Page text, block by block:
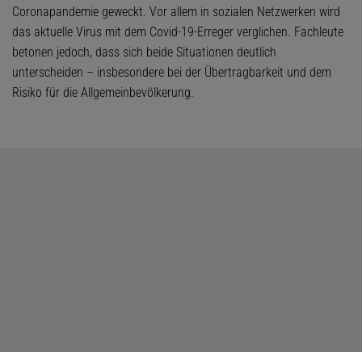
Coronapandemie geweckt. Vor allem in sozialen Netzwerken wird
das aktuelle Virus mit dem Covid-19-Erreger verglichen. Fachleute
betonen jedoch, dass sich beide Situationen deutlich
unterscheiden – insbesondere bei der Übertragbarkeit und dem
Risiko für die Allgemeinbevölkerung.